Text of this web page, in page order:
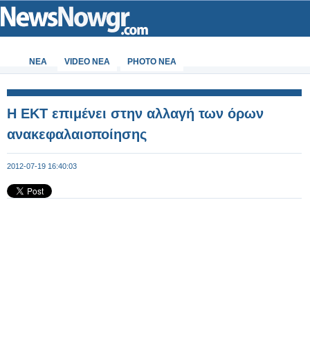
ΝΕΑ VIDEO NEA PHOTO NEA
Η ΕΚΤ επιμένει στην αλλαγή των όρων
ανακεφαλαιοποίησης
2012-07-19 16:40:03